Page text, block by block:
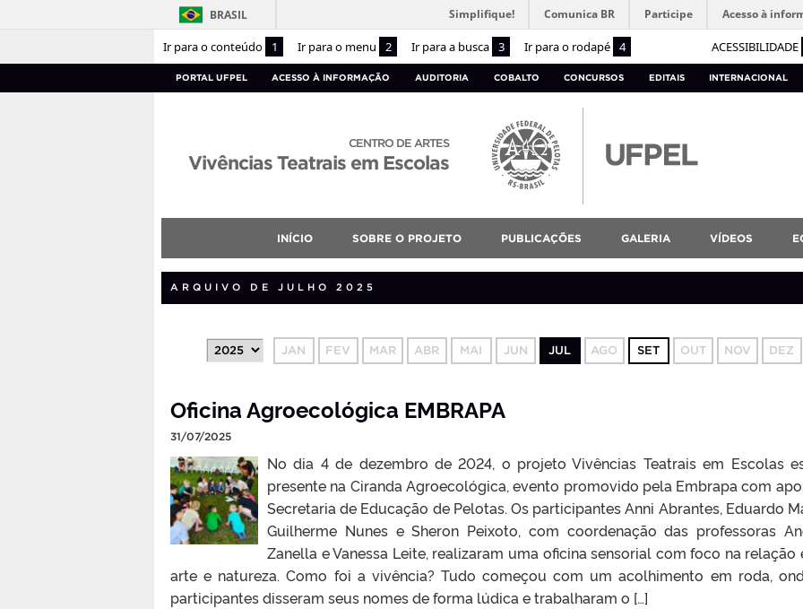
Ir para o conteúdo 1 Ir para o menu 2 Ir para a busca 3 Ir para o rodapé 4 ACESSIBILIDADE
BRASIL Simplifique! Comunica BR Participe Acesso à
PORTAL UFPEL ACESSO À INFORMAÇÃO AUDITORIA COBALTO CONCURSOS EDITAIS INTERNACIONAL
CENTRO DE ARTES
Vivências Teatrais em Escolas
INÍCIO SOBRE O PROJETO PUBLICAÇÕES GALERIA VÍDEOS
ARQUIVO DE JULHO 2025
JAN FEV MAR ABR MAI JUN JUL AGO SET OUT NOV DEZ
Oficina Agroecológica EMBRAPA
31/07/2025
No dia 4 de dezembro de 2024, o projeto Vivências Teatrais em Escolas
presente na Ciranda Agroecológica, evento promovido pela Embrapa com
Secretaria de Educação de Pelotas. Os participantes Anni Abrantes, Eduardo
Guilherme Nunes e Sheron Peixoto, com coordenação das professoras
Zanella e Vanessa Leite, realizaram uma oficina sensorial com foco na relação
arte e natureza. Como foi a vivência? Tudo começou com um acolhimento em roda,
participantes disseram seus nomes de forma lúdica e trabalharam o […]